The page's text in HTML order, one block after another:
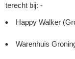
terecht bij: -
Happy Walker
Warenhuis